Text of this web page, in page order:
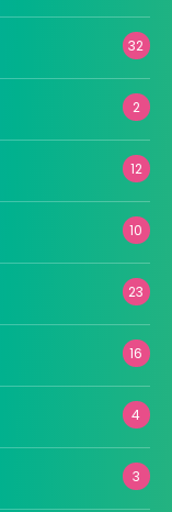
32
2
12
10
23
16
4
3